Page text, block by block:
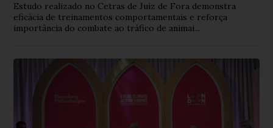
Estudo realizado no Cetras de Juiz de Fora demonstra
eficácia de treinamentos comportamentais e reforça
importância do combate ao tráfico de animai...